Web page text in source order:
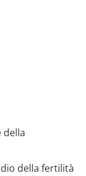
della
della fertilità